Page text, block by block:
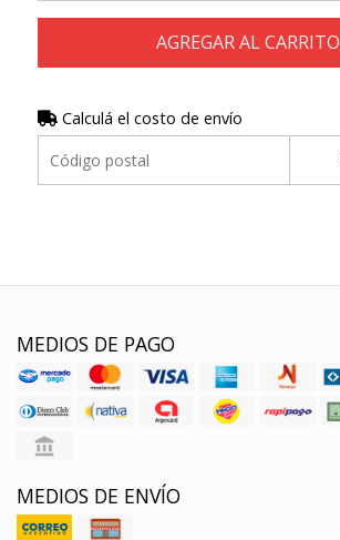
AGREGAR AL CARRITO
Calculá el costo de envío
MEDIOS DE PAGO
MEDIOS DE ENVÍO